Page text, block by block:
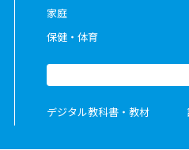
家庭
保健・体育
デジタル教科書・教材